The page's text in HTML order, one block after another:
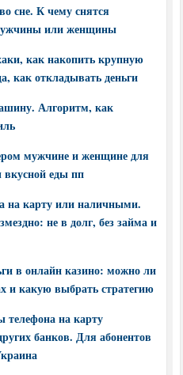
сне. К чему снятся
или женщины
как накопить крупную
как откладывать деньги
Алгоритм, как
мужчине и женщине для
вкусной еды пп
на карту или наличными.
не в долг, без займа и
в онлайн казино: можно ли
и какую выбрать стратегию
телефона на карту
банков. Для абонентов